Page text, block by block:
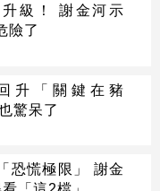
級！ 謝金河示
險了
升「關鍵在豬
驚呆了
恐慌極限」 謝金